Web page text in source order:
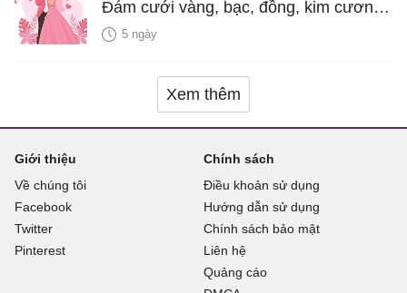
Đám cưới vàng, bạc, đồng, kim cương
là bao nhiêu năm?
5 ngày
Xem thêm
Giới thiệu
Về chúng tôi
Facebook
Twitter
Pinterest
Chính sách
Điều khoản sử dụng
Hướng dẫn sử dụng
Chính sách bảo mật
Liên hệ
Quảng cáo